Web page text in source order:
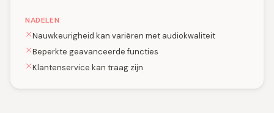
NADELEN
Nauwkeurigheid kan variëren met audiokwaliteit
Beperkte geavanceerde functies
Klantenservice kan traag zijn